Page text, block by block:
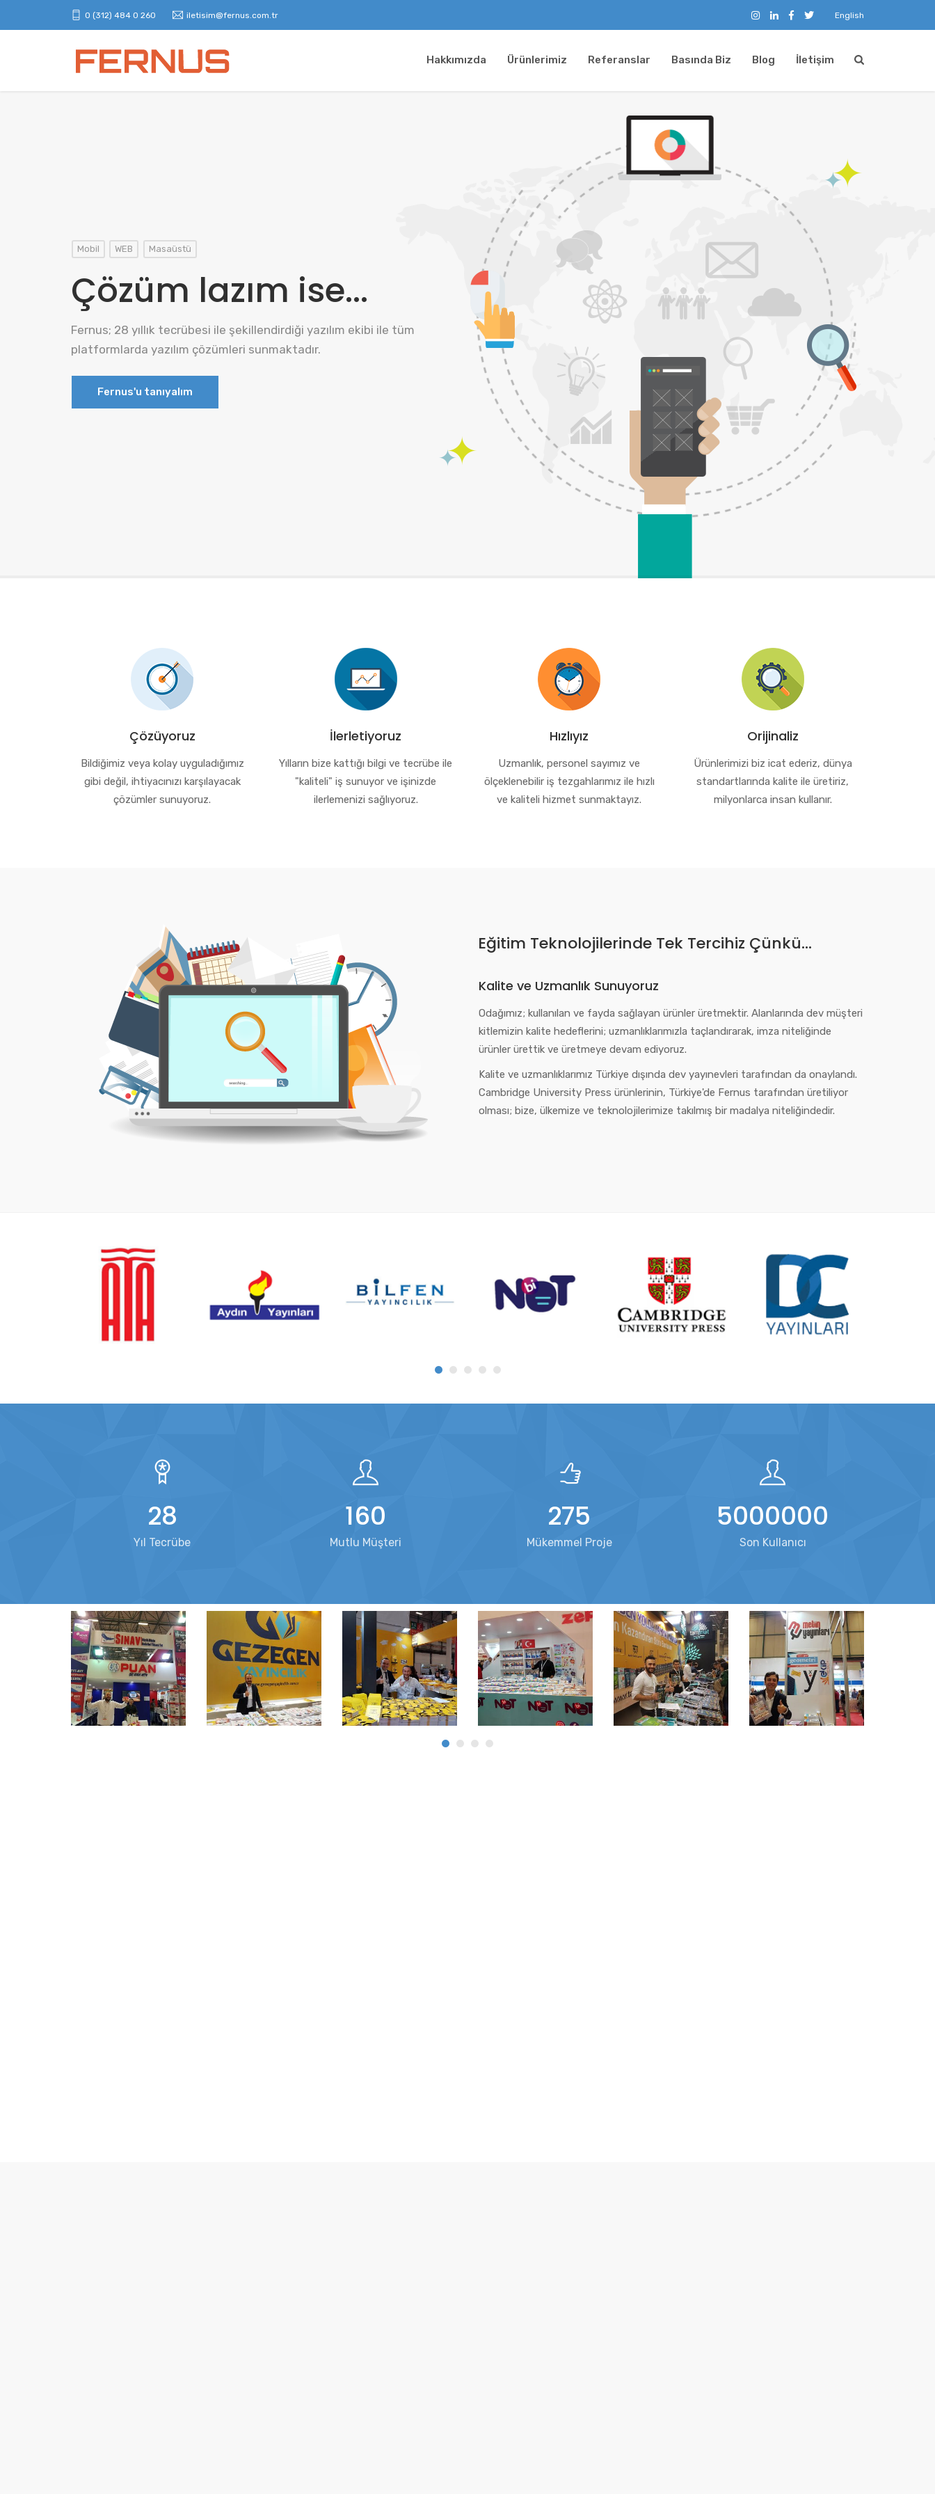
0 (312) 484 0 260 iletisim@fernus.com.tr English
Hakkımızda Ürünlerimiz Referanslar Basında Biz Blog İletişim
Çözüm lazım ise...
Fernus; 28 yıllık tecrübesi ile şekillendirdiği yazılım ekibi ile tüm
platformlarda yazılım çözümleri sunmaktadır.
Mobil WEB Masaüstü
Fernus'u tanıyalım
Çözüyoruz
Bildiğimiz veya kolay uyguladığımız
gibi değil, ihtiyacınızı karşılayacak
çözümler sunuyoruz.
İlerletiyoruz
Yılların bize kattığı bilgi ve tecrübe ile
"kaliteli" iş sunuyor ve işinizde
ilerlemenizi sağlıyoruz.
Hızlıyız
Uzmanlık, personel sayımız ve
ölçeklenebilir iş tezgahlarımız ile hızlı
ve kaliteli hizmet sunmaktayız.
Orijinaliz
Ürünlerimizi biz icat ederiz, dünya
standartlarında kalite ile üretiriz,
milyonlarca insan kullanır.
Eğitim Teknolojilerinde Tek Tercihiz Çünkü…
Kalite ve Uzmanlık Sunuyoruz
Odağımız; kullanılan ve fayda sağlayan ürünler üretmektir. Alanlarında dev müşteri
kitlemizin kalite hedeflerini; uzmanlıklarımızla taçlandırarak, imza niteliğinde
ürünler ürettik ve üretmeye devam ediyoruz.
Kalite ve uzmanlıklarımız Türkiye dışında dev yayınevleri tarafından da onaylandı.
Cambridge University Press ürünlerinin, Türkiye'de Fernus tarafından üretiliyor
olması; bize, ülkemize ve teknolojilerimize takılmış bir madalya niteliğindedir.
28
Yıl Tecrübe
160
Mutlu Müşteri
275
Mükemmel Proje
5000000
Son Kullanıcı